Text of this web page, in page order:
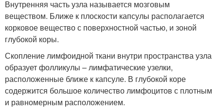
Внутренняя часть узла называется мозговым
веществом. Ближе к плоскости капсулы располагается
корковое вещество с поверхностной частью, и зоной
глубокой коры.
Скопление лимфоидной ткани внутри пространства узла
образует фолликулы – лимфатические узелки,
расположенные ближе к капсуле. В глубокой коре
содержится большое количество лимфоцитов с плотным
и равномерным расположением.